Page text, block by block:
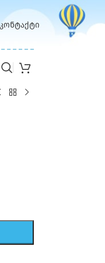
კონტაქტი